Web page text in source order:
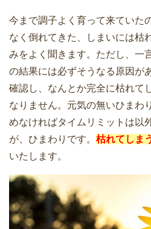
今まで調子よく育って来ていた
なく倒れてきた、しまいには枯
みをよく聞きます。ただし、一
の結果には必ずそうなる原因が
確認し、なんとか完全に枯れて
なりません。元気の無いひまわ
めなければタイムリミットは以
が、ひまわりです。 枯れてしま
いたします。